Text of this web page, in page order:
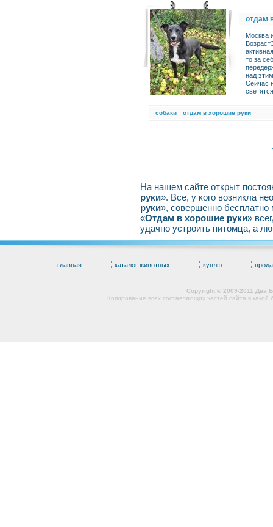
отдам
Москва
то за
над
Сейчас
cобаки отдам в хорошие руки
На нашем сайте открыт
руки». Все, у кого возникла
руки», совершенно бесплатно
«Отдам в хорошие руки»
удачно устроить питомца, а
главная каталог животных куплю
Copyright © 2009-2011 Два
Копирование всех составляющих частей сайта в